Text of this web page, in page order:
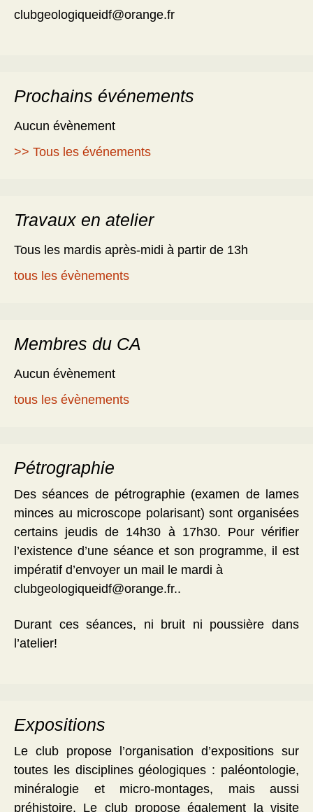
clubgeologiqueidf@orange.fr
Prochains événements
Aucun évènement
>> Tous les événements
Travaux en atelier
Tous les mardis après-midi à partir de 13h
tous les évènements
Membres du CA
Aucun évènement
tous les évènements
Pétrographie
Des séances de pétrographie (examen de lames
minces au microscope polarisant) sont organisées
certains jeudis de 14h30 à 17h30. Pour vérifier
l’existence d’une séance et son programme, il est
impératif d’envoyer un mail le mardi à
clubgeologiqueidf@orange.fr..
Durant ces séances, ni bruit ni poussière dans
l’atelier!
Expositions
Le club propose l’organisation d’expositions sur
toutes les disciplines géologiques : paléontologie,
minéralogie et micro-montages, mais aussi
préhistoire. Le club propose également la visite